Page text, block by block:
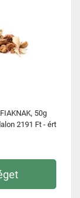
50g
2191 Ft - ért